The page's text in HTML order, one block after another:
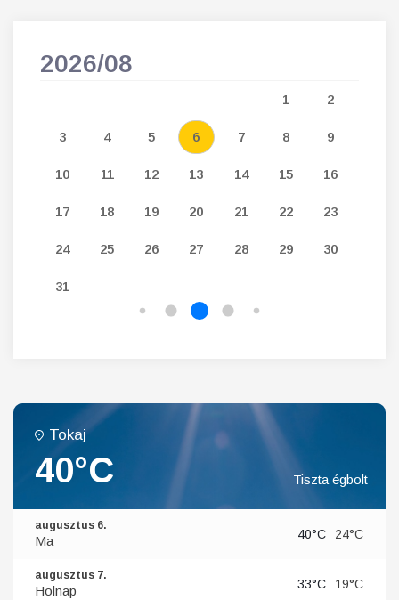
2026/08
1 2
3 4 5 6 7 8 9
10 11 12 13 14 15 16
17 18 19 20 21 22 23
24 25 26 27 28 29 30
31
Tokaj
40°C Tiszta égbolt
augusztus 6.
Ma 40°C 24°C
augusztus 7.
Holnap 33°C 19°C